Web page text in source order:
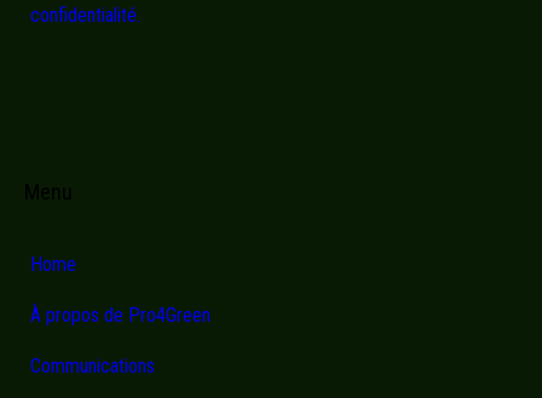
confidentialité.
Menu
Home
À propos de Pro4Green
Communications